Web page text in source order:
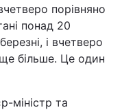
порівняно
понад 20
і вчетверо
більше. Це один
міністр та